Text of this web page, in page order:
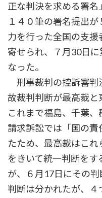
正な判決を求める署名
１４０筆の署名提出
力を行った全国の支
寄せられ、７月30日
なった。
刑事裁判の控訴審判
故裁判判断が最高裁と
これまで福島、千葉
請求訴訟では「国の
たため、最高裁はこ
をきいて統一判断をす
が、６月17日にその
判断は分かれたが、